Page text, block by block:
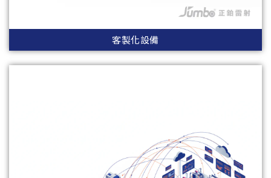
客製化設備